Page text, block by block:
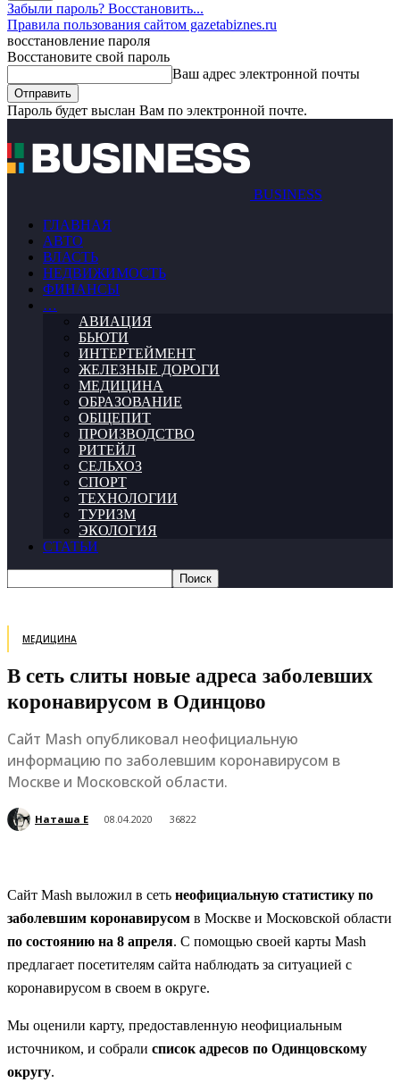
Забыли пароль? Восстановить...
Правила пользования сайтом gazetabiznes.ru
восстановление пароля
Восстановите свой пароль
Ваш адрес электронной почты
Пароль будет выслан Вам по электронной почте.
BUSINESS
ГЛАВНАЯ
АВТО
ВЛАСТЬ
НЕДВИЖИМОСТЬ
ФИНАНСЫ
…
АВИАЦИЯ
БЬЮТИ
ИНТЕРТЕЙМЕНТ
ЖЕЛЕЗНЫЕ ДОРОГИ
МЕДИЦИНА
ОБРАЗОВАНИЕ
ОБЩЕПИТ
ПРОИЗВОДСТВО
РИТЕЙЛ
СЕЛЬХОЗ
СПОРТ
ТЕХНОЛОГИИ
ТУРИЗМ
ЭКОЛОГИЯ
СТАТЬИ
МЕДИЦИНА
В сеть слиты новые адреса заболевших
коронавирусом в Одинцово
Сайт Mash опубликовал неофициальную
информацию по заболевшим коронавирусом в
Москве и Московской области.
Наташа Е 08.04.2020 36822
Сайт Mash выложил в сеть неофициальную статистику по
заболевшим коронавирусом в Москве и Московской области
по состоянию на 8 апреля. С помощью своей карты Mash
предлагает посетителям сайта наблюдать за ситуацией с
коронавирусом в своем в округе.
Мы оценили карту, предоставленную неофициальным
источником, и собрали список адресов по Одинцовскому
округу.